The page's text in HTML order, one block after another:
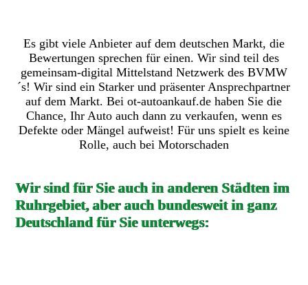
Es gibt viele Anbieter auf dem deutschen Markt, die
Bewertungen sprechen für einen. Wir sind teil des
gemeinsam-digital Mittelstand Netzwerk des BVMW
´s! Wir sind ein Starker und präsenter Ansprechpartner
auf dem Markt. Bei ot-autoankauf.de haben Sie die
Chance, Ihr Auto auch dann zu verkaufen, wenn es
Defekte oder Mängel aufweist! Für uns spielt es keine
Rolle, auch bei Motorschaden
Wir sind für Sie auch in anderen Städten im
Ruhrgebiet, aber auch bundesweit in ganz
Deutschland für Sie unterwegs: